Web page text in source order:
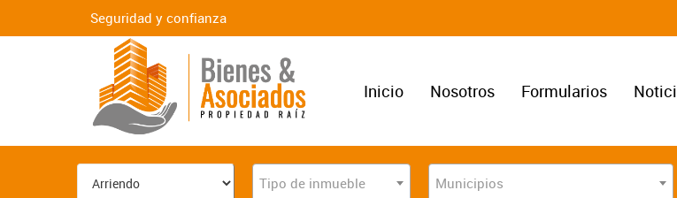
Seguridad y confianza
Inicio Nosotros Formularios
Tipo de inmueble Municipios